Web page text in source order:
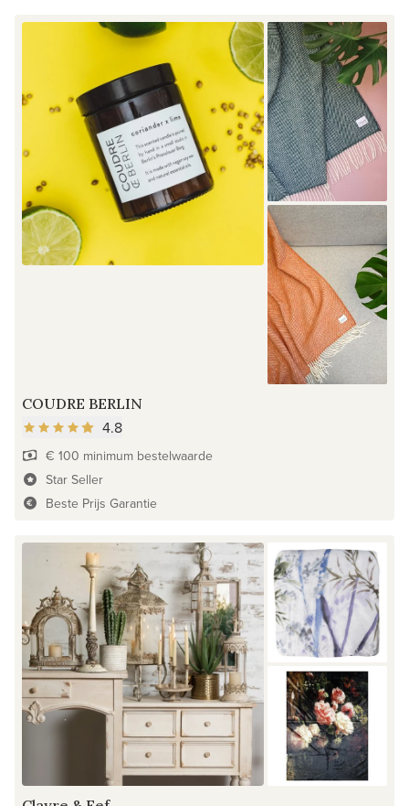
COUDRE BERLIN
4.8
€ 100 minimum bestelwaarde
Star Seller
Beste Prijs Garantie